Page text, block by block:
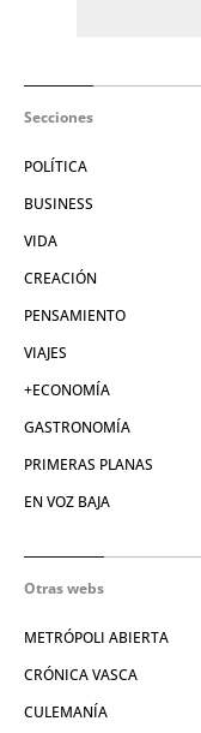
Secciones
POLÍTICA
BUSINESS
VIDA
CREACIÓN
PENSAMIENTO
VIAJES
+ECONOMÍA
GASTRONOMÍA
PRIMERAS PLANAS
EN VOZ BAJA
Otras webs
METRÓPOLI ABIERTA
CRÓNICA VASCA
CULEMANÍA